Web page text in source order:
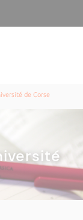
de Corse